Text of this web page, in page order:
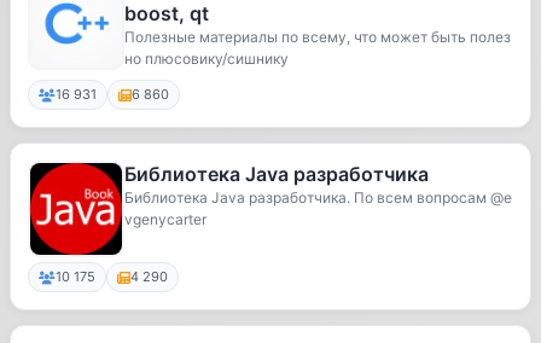
boost, qt
Полезные материалы по всему, что может быть полез
но плюсовику/сишнику
16 931 6 860
Библиотека Java разработчика
Библиотека Java разработчика. По всем вопросам @e
vgenycarter
10 175 4 290